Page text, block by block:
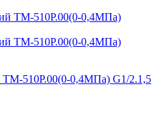
ТМ-510Р.00(0-0,4МПа) G1/2.1,5